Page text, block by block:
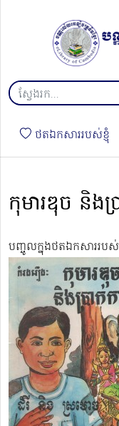
ថតឯកសាររបស់ខ្ញុំ
កុមារឌុច និងប្
បញ្ចូលក្នុងថតឯកសាររបស់